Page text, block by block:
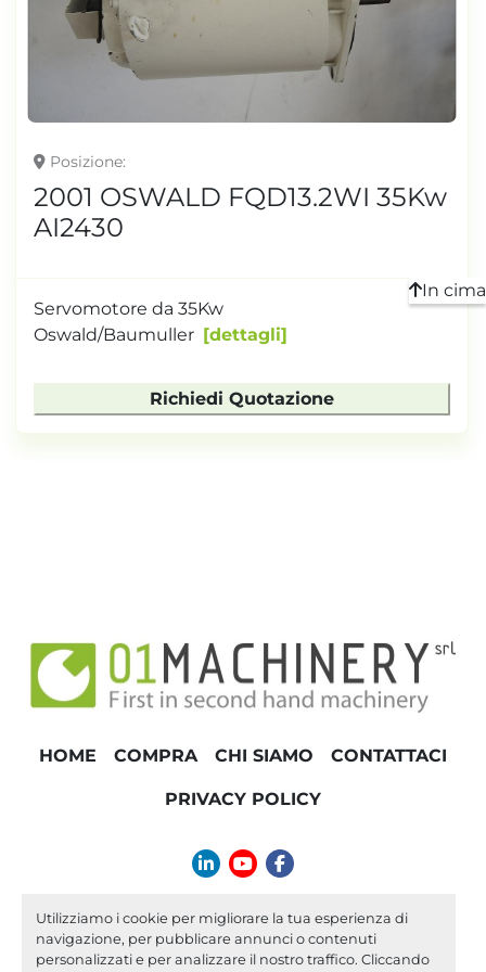
Utilizziamo i cookie per migliorare la tua esperienza di
navigazione, per pubblicare annunci o contenuti
personalizzati e per analizzare il nostro traffico. Cliccando
TONNELLAGGIO
Posizione
2001 OSWALD FQD13.2WI 35Kw
AI2430
Servomotore da 35Kw
Oswald/Baumuller
dettagli
Richiedi Quotazione
In cima
HOME COMPRA CHI SIAMO CONTATTACI
PRIVACY POLICY
linkedinyoutubefacebook
info@01machinery.com
Machinio Systemsito web diMachinio